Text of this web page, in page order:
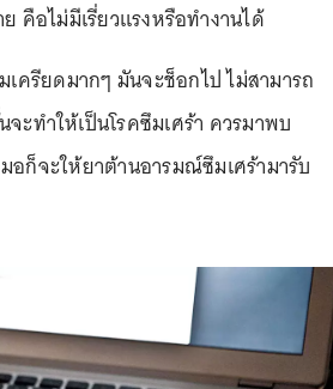
คือไม่มีเรี่ยวแรงหรือทำงานได้
ครียดมากๆ มันจะช็อกไป ไม่สามารถ
ะทำให้เป็นโรคซึมเศร้า ควรมาพบ
ก็จะให้ยาต้านอารมณ์ซึมเศร้ามารับ